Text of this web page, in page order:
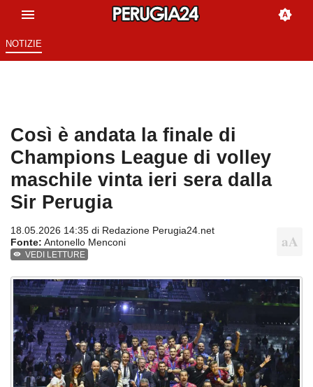
NOTIZIE
Così è andata la finale di
Champions League di volley
maschile vinta ieri sera dalla
Sir Perugia
18.05.2026 14:35 di Redazione Perugia24.net
Fonte: Antonello Menconi
VEDI LETTURE